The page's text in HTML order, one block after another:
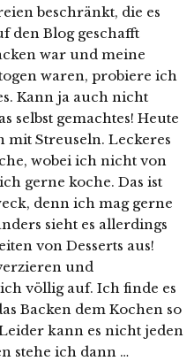
beschränkt, die es
den Blog geschafft
war und meine
waren, probiere ich
Kann ja auch nicht
selbst gemachtes! Heute
mit Streuseln. Leckeres
wobei ich nicht von
gerne koche. Das ist
denn ich mag gerne
sieht es allerdings
von Desserts aus!
und
völlig auf. Ich finde es
Backen dem Kochen so
kann es nicht jeden
stehe ich dann …